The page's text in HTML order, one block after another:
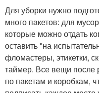
Для уборки нужно
много пакетов: для
которые можно отдать
оставить "на
фломастеры, этикетки,
таймер. Все вещи после
по пакетам и коробкам,